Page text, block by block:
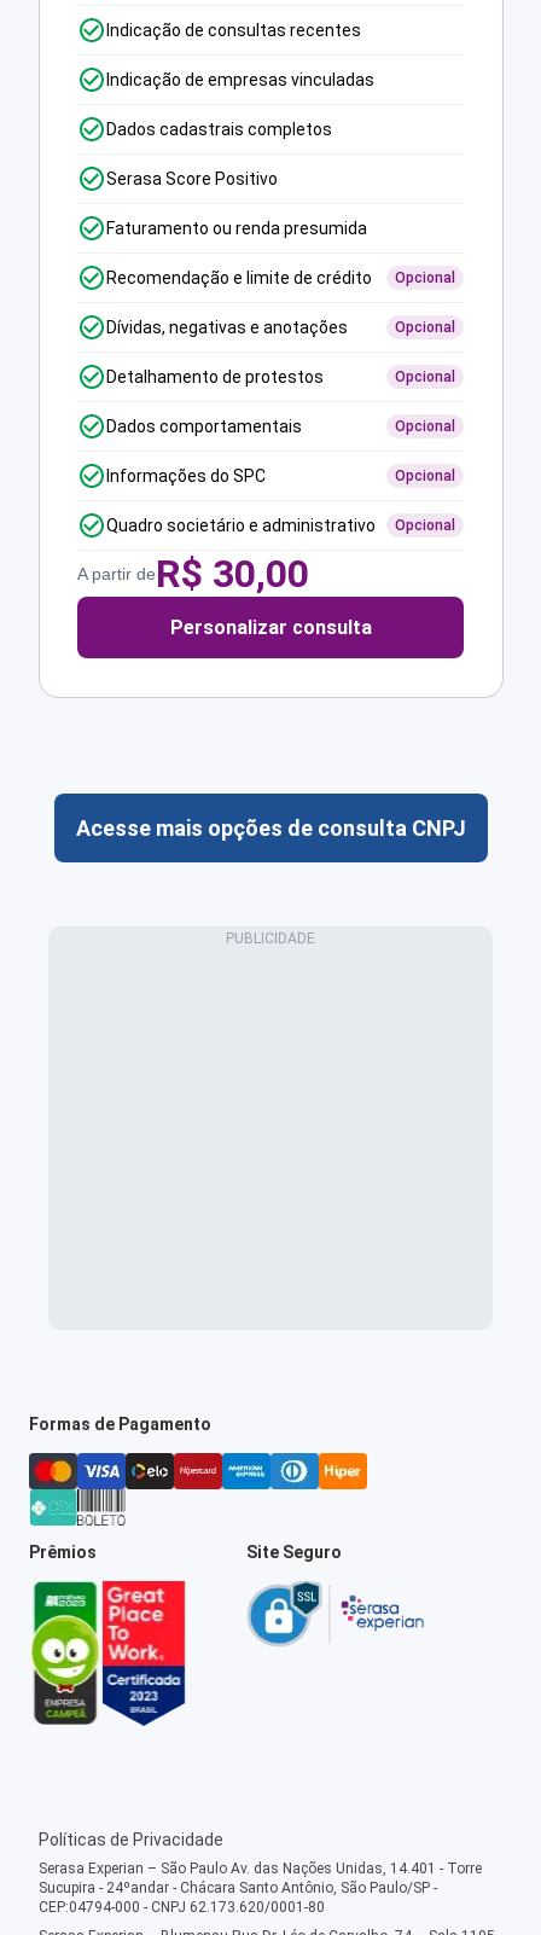
Indicação de consultas recentes
Indicação de empresas vinculadas
Dados cadastrais completos
Serasa Score Positivo
Faturamento ou renda presumida
Recomendação e limite de crédito Opcional
Dívidas, negativas e anotações Opcional
Detalhamento de protestos Opcional
Dados comportamentais Opcional
Informações do SPC Opcional
Quadro societário e administrativo Opcional
A partir deR$ 30,00
Personalizar consulta
Acesse mais opções de consulta CNPJ
Formas de Pagamento
Prêmios Site Seguro
Políticas de Privacidade
Serasa Experian – São Paulo Av. das Nações Unidas, 14.401 - Torre
Sucupira - 24ºandar - Chácara Santo Antônio, São Paulo/SP -
CEP:04794-000 - CNPJ 62.173.620/0001-80